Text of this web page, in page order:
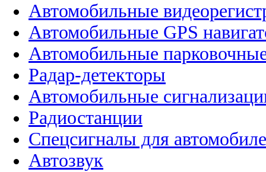
Автомобильные
Автомобильные GPS
Автомобильные
Радар-детекторы
Автомобильные
Радиостанции
Спецсигналы для
Автозвук